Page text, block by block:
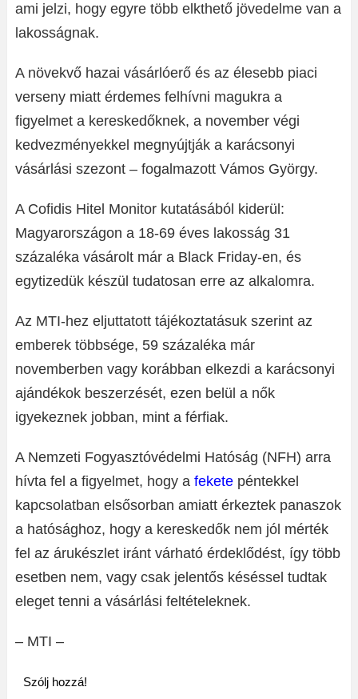
ami jelzi, hogy egyre több elkthető jövedelme van a
lakosságnak.
A növekvő hazai vásárlóerő és az élesebb piaci
verseny miatt érdemes felhívni magukra a
figyelmet a kereskedőknek, a november végi
kedvezményekkel megnyújtják a karácsonyi
vásárlási szezont – fogalmazott Vámos György.
A Cofidis Hitel Monitor kutatásából kiderül:
Magyarországon a 18-69 éves lakosság 31
százaléka vásárolt már a Black Friday-en, és
egytizedük készül tudatosan erre az alkalomra.
Az MTI-hez eljuttatott tájékoztatásuk szerint az
emberek többsége, 59 százaléka már
novemberben vagy korábban elkezdi a karácsonyi
ajándékok beszerzését, ezen belül a nők
igyekeznek jobban, mint a férfiak.
A Nemzeti Fogyasztóvédelmi Hatóság (NFH) arra
hívta fel a figyelmet, hogy a fekete péntekkel
kapcsolatban elsősorban amiatt érkeztek panaszok
a hatósághoz, hogy a kereskedők nem jól mérték
fel az árukészlet iránt várható érdeklődést, így több
esetben nem, vagy csak jelentős késéssel tudtak
eleget tenni a vásárlási feltételeknek.
– MTI –
Szólj hozzá!